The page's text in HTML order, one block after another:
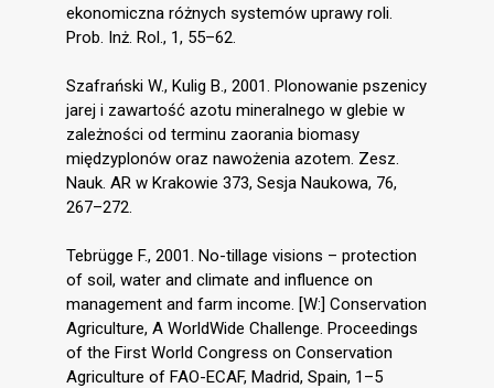
ekonomiczna różnych systemów uprawy roli.
Prob. Inż. Rol., 1, 55–62.
Szafrański W., Kulig B., 2001. Plonowanie pszenicy
jarej i zawartość azotu mineralnego w glebie w
zależności od terminu zaorania biomasy
międzyplonów oraz nawożenia azotem. Zesz.
Nauk. AR w Krakowie 373, Sesja Naukowa, 76,
267–272.
Tebrügge F., 2001. No-tillage visions – protection
of soil, water and climate and influence on
management and farm income. [W:] Conservation
Agriculture, A WorldWide Challenge. Proceedings
of the First World Congress on Conservation
Agriculture of FAO-ECAF, Madrid, Spain, 1–5